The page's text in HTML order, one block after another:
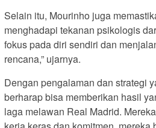
Selain itu, Mourinho juga
menghadapi tekanan psikologis
fokus pada diri sendiri dan
rencana,” ujarnya.
Dengan pengalaman dan strategi
berharap bisa memberikan hasil
laga melawan Real Madrid.